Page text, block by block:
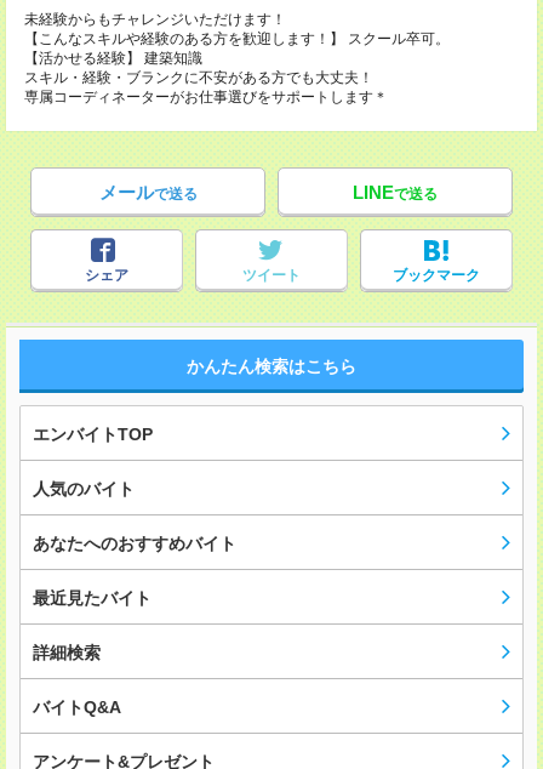
未経験からもチャレンジいただけます！
【こんなスキルや経験のある方を歓迎します！】 スクール卒可。
【活かせる経験】 建築知識
スキル・経験・ブランクに不安がある方でも大丈夫！
専属コーディネーターがお仕事選びをサポートします＊
メールで送る LINEで送る
シェア ツイート ブックマーク
かんたん検索はこちら
エンバイトTOP
人気のバイト
あなたへのおすすめバイト
最近見たバイト
詳細検索
バイトQ&A
アンケート&プレゼント